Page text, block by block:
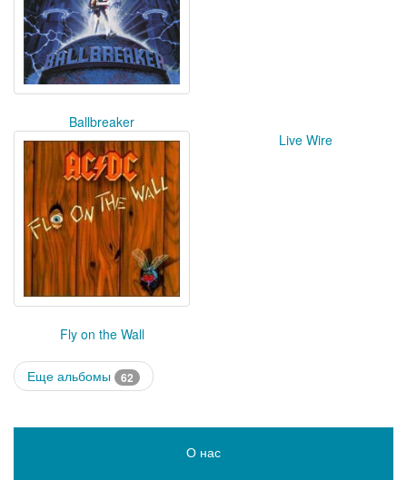
Ballbreaker
Fly on the Wall
Live Wire
Еще альбомы 62
О нас